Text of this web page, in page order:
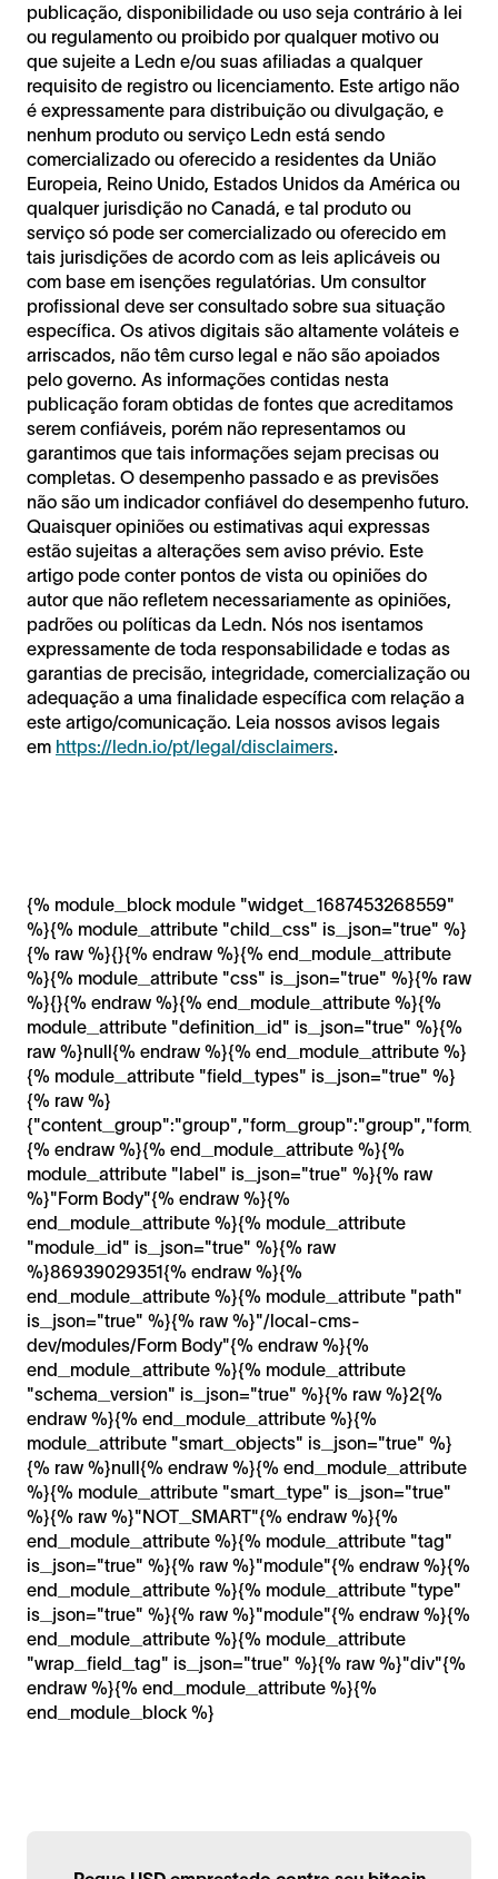
publicação, disponibilidade ou uso seja contrário à lei
ou regulamento ou proibido por qualquer motivo ou
que sujeite a Ledn e/ou suas afiliadas a qualquer
requisito de registro ou licenciamento. Este artigo não
é expressamente para distribuição ou divulgação, e
nenhum produto ou serviço Ledn está sendo
comercializado ou oferecido a residentes da União
Europeia, Reino Unido, Estados Unidos da América ou
qualquer jurisdição no Canadá, e tal produto ou
serviço só pode ser comercializado ou oferecido em
tais jurisdições de acordo com as leis aplicáveis ​​ou
com base em isenções regulatórias. Um consultor
profissional deve ser consultado sobre sua situação
específica. Os ativos digitais são altamente voláteis e
arriscados, não têm curso legal e não são apoiados
pelo governo. As informações contidas nesta
publicação foram obtidas de fontes que acreditamos
serem confiáveis, porém não representamos ou
garantimos que tais informações sejam precisas ou
completas. O desempenho passado e as previsões
não são um indicador confiável do desempenho futuro.
Quaisquer opiniões ou estimativas aqui expressas
estão sujeitas a alterações sem aviso prévio. Este
artigo pode conter pontos de vista ou opiniões do
autor que não refletem necessariamente as opiniões,
padrões ou políticas da Ledn. Nós nos isentamos
expressamente de toda responsabilidade e todas as
garantias de precisão, integridade, comercialização ou
adequação a uma finalidade específica com relação a
este artigo/comunicação. Leia nossos avisos legais
em https://ledn.io/pt/legal/disclaimers.
{% module_block module "widget_1687453268559"
%}{% module_attribute "child_css" is_json="true" %}
{% raw %}{}{% endraw %}{% end_module_attribute
%}{% module_attribute "css" is_json="true" %}{% raw
%}{}{% endraw %}{% end_module_attribute %}{%
module_attribute "definition_id" is_json="true" %}{%
raw %}null{% endraw %}{% end_module_attribute %}
{% module_attribute "field_types" is_json="true" %}
{% raw %}
{% endraw %}{% end_module_attribute %}{%
module_attribute "label" is_json="true" %}{% raw
%}"Form Body"{% endraw %}{%
end_module_attribute %}{% module_attribute
"module_id" is_json="true" %}{% raw
%}86939029351{% endraw %}{%
end_module_attribute %}{% module_attribute "path"
is_json="true" %}{% raw %}"/local-cms-
dev/modules/Form Body"{% endraw %}{%
end_module_attribute %}{% module_attribute
"schema_version" is_json="true" %}{% raw %}2{%
endraw %}{% end_module_attribute %}{%
module_attribute "smart_objects" is_json="true" %}
{% raw %}null{% endraw %}{% end_module_attribute
%}{% module_attribute "smart_type" is_json="true"
%}{% raw %}"NOT_SMART"{% endraw %}{%
end_module_attribute %}{% module_attribute "tag"
is_json="true" %}{% raw %}"module"{% endraw %}{%
end_module_attribute %}{% module_attribute "type"
is_json="true" %}{% raw %}"module"{% endraw %}{%
end_module_attribute %}{% module_attribute
"wrap_field_tag" is_json="true" %}{% raw %}"div"{%
endraw %}{% end_module_attribute %}{%
end_module_block %}